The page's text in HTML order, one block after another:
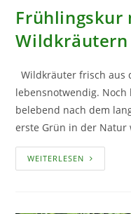
Frühlingskur
Wildkräutern
Wildkräuter frisch aus
lebensnotwendig.
belebend nach dem
erste Grün in der
WEITERLESEN
MIT